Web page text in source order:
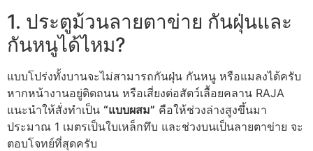
1. ประตูม้วนลายตาข่าย กันฝุ่นและ
กันหนูได้ไหม?
แบบโปร่งทั้งบานจะไม่สามารถกันฝุ่น กันหนู หรือแมลงได้ครับ
หากหน้างานอยู่ติดถนน หรือเสี่ยงต่อสัตว์เลื้อยคลาน RAJA
แนะนำให้สั่งทำเป็น “แบบผสม” คือให้ช่วงล่างสูงขึ้นมา
ประมาณ 1 เมตรเป็นใบเหล็กทึบ และช่วงบนเป็นลายตาข่าย จะ
ตอบโจทย์ที่สุดครับ